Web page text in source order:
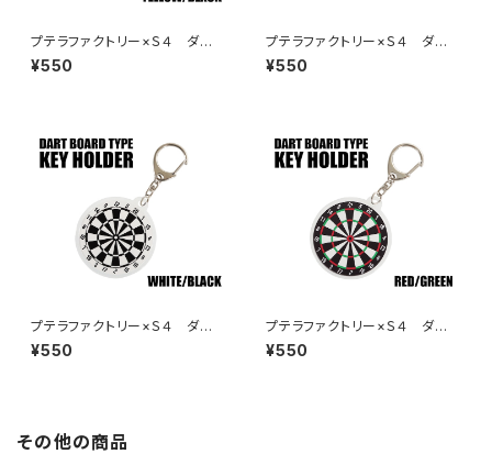
プテラファクトリー×Ｓ４ ダー
ツボード型キーホルダー イエ
ロー／ブラック
¥550
プテラファクトリー×Ｓ４ ダー
ツボード型キーホルダー 酔っ
払いパンダ
¥550
プテラファクトリー×Ｓ４ ダー
ツボード型キーホルダー ホワ
イト／ブラック
¥550
プテラファクトリー×Ｓ４ ダー
ツボード型キーホルダー レッ
ド／グリーン
¥550
その他の商品